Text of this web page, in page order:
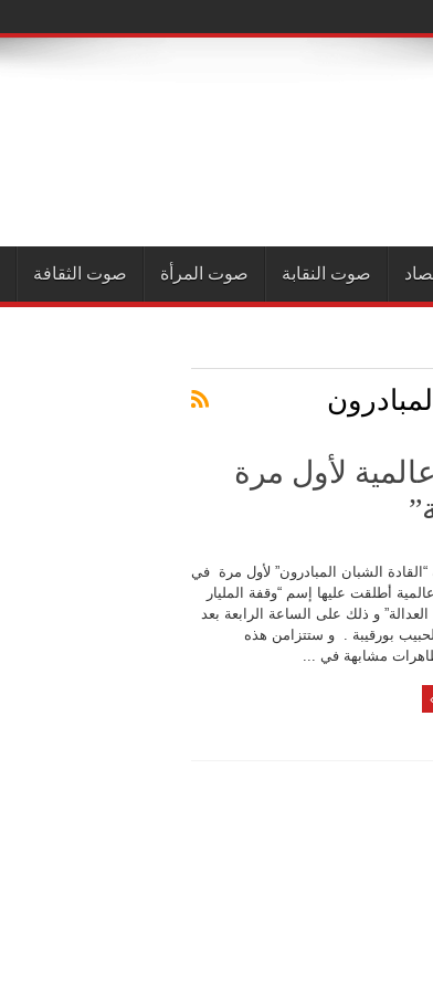
صوت النقابة صوت المرأة صوت الثقافة
لأول مرة
الشبان المبادرون” لأول مرة في
أطلقت عليها إسم “وقفة المليار
و ذلك على الساعة الرابعة بعد
بورقيبة . و ستتزامن هذه
مشابهة في ...